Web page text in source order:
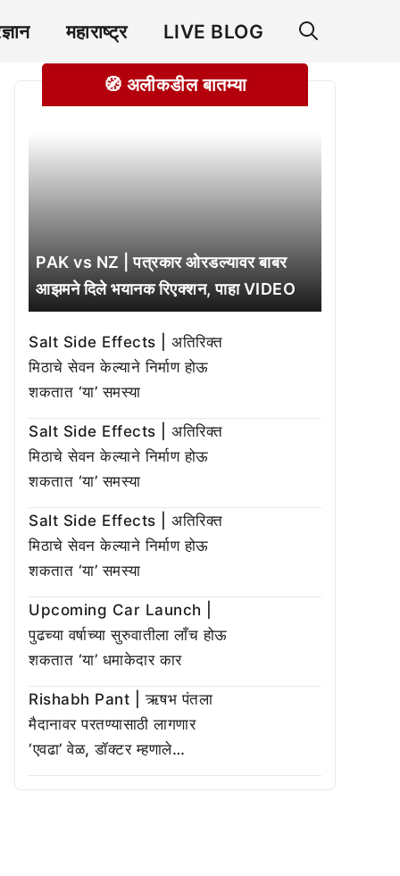
महाराष्ट्र LIVE BLOG
🧭 अलीकडील बातम्या
PAK vs NZ | पत्रकार ओरडल्यावर बाबर
आझमने दिले भयानक रिएक्शन, पाहा VIDEO
Salt Side Effects | अतिरिक्त
मिठाचे सेवन केल्याने निर्माण होऊ
शकतात ‘या’ समस्या
Salt Side Effects | अतिरिक्त
मिठाचे सेवन केल्याने निर्माण होऊ
शकतात ‘या’ समस्या
Salt Side Effects | अतिरिक्त
मिठाचे सेवन केल्याने निर्माण होऊ
शकतात ‘या’ समस्या
Upcoming Car Launch |
पुढच्या वर्षाच्या सुरुवातीला लाँच होऊ
शकतात ‘या’ धमाकेदार कार
Rishabh Pant | ऋषभ पंतला
मैदानावर परतण्यासाठी लागणार
‘एवढा’ वेळ, डॉक्टर म्हणाले…